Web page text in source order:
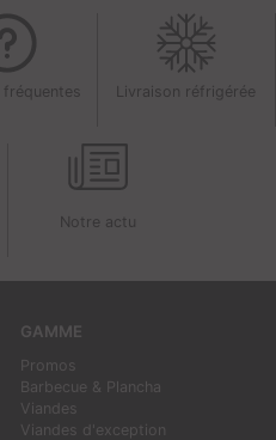
fréquentes Livraison réfrigérée
Notre actu
GAMME
Promos
Barbecue & Plancha
Viandes
Viandes d'exception